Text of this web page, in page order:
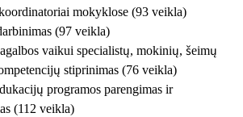
mokyklose (93 veikla)
(97 veikla)
vaikui specialistų, mokinių, šeimų
stiprinimas (76 veikla)
programos parengimas ir
(112 veikla)